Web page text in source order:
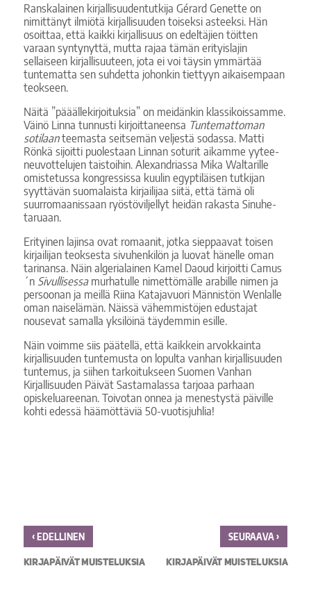
Ranskalainen kirjallisuudentutkija Gérard Genette on
nimittänyt ilmiötä kirjallisuuden toiseksi asteeksi. Hän
osoittaa, että kaikki kirjallisuus on edeltäjien töitten
varaan syntynyttä, mutta rajaa tämän erityislajin
sellaiseen kirjallisuuteen, jota ei voi täysin ymmärtää
tuntematta sen suhdetta johonkin tiettyyn aikaisempaan
teokseen.
Näitä ”pääällekirjoituksia” on meidänkin klassikoissamme.
Väinö Linna tunnusti kirjoittaneensa Tuntemattoman
sotilaanteemasta seitsemän veljestä sodassa. Matti
Rönkä sijoitti puolestaan Linnan soturit aikamme yytee-
neuvottelujen taistoihin. Alexandriassa Mika Waltarille
omistetussa kongressissa kuulin egyptiläisen tutkijan
syyttävän suomalaista kirjailijaa siitä, että tämä oli
suurromaanissaan ryöstöviljellyt heidän rakasta Sinuhe-
taruaan.
Erityinen lajinsa ovat romaanit, jotka sieppaavat toisen
kirjailijan teoksesta sivuhenkilön ja luovat hänelle oman
tarinansa. Näin algerialainen Kamel Daoud kirjoitti Camus
´n Sivullisessa murhatulle nimettömälle arabille nimen ja
persoonan ja meillä Riina Katajavuori Männistön Wenlalle
oman naiselämän. Näissä vähemmistöjen edustajat
nousevat samalla yksilöinä täydemmin esille.
Näin voimme siis päätellä, että kaikkein arvokkainta
kirjallisuuden tuntemusta on lopulta vanhan kirjallisuuden
tuntemus, ja siihen tarkoitukseen Suomen Vanhan
Kirjallisuuden Päivät Sastamalassa tarjoaa parhaan
opiskeluareenan. Toivotan onnea ja menestystä päiville
kohti edessä häämöttäviä 50-vuotisjuhlia!
‹EDELLINEN
KIRJAPÄIVÄT MUISTELUKSIA
SEURAAVA›
KIRJAPÄIVÄT MUISTELUKSIA